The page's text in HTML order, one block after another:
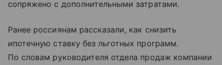
сопряжено с дополнительными затратами.
Ранее россиянам рассказали, как снизить
ипотечную ставку без льготных программ.
По словам руководителя отдела продаж компании